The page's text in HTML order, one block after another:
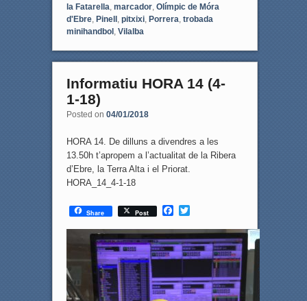
la Fatarella marcador, Olímpic de Móra
d'Ebre, Pinell, pitxixi, Porrera trobada
minihandbol, Vilalba
Informatiu HORA 14 (4-
1-18)
Posted on 04/01/2018
HORA 14. De dilluns a divendres a les
13.50h t’apropem a l’actualitat de la Ribera
d’Ebre, la Terra Alta i el Priorat.
HORA_14_4-1-18
Share Post
F
c
e
b
o
k
T
i
t
t
r